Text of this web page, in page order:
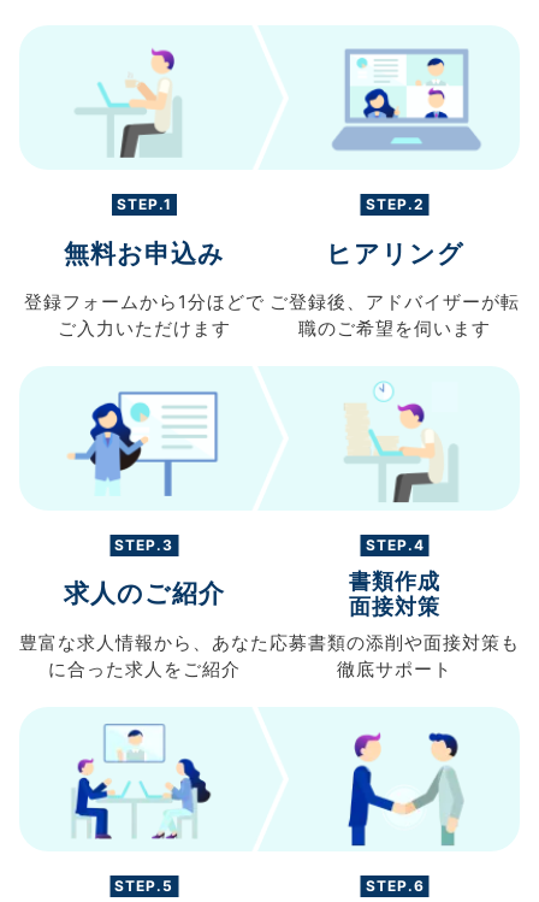
STEP.1
無料お申込み
登録フォームから 1分ほどで
ご入力 いただけます
STEP.2
ヒアリング
ご登録後、 アドバイザーが転
職のご希望を伺います
STEP.3
求人のご紹介
豊富な求人情報から、 あなた
に合った求人を ご紹介
STEP.4
書類作成
面接対策
応募書類の添削や面接対策も
徹底サポート
STEP.5 STEP.6